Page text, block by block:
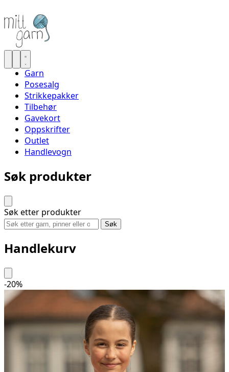
Garn
Posesalg
Strikkepakker
Tilbehør
Gavekort
Oppskrifter
Outlet
Handlevogn
Søk produkter
Søk etter produkter
Søk
Handlekurv
-20%